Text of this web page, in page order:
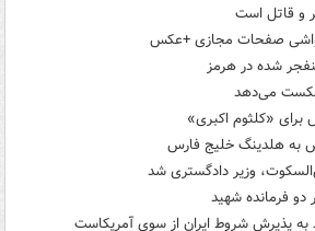
و قاتل است
صفحات مجازی +عکس
شده در هرمز
شکست می‌دهد
وزیر دادگستری شد
دو فرمانده شهید
به پذیرش شروط ایران از سوی آمریکاست